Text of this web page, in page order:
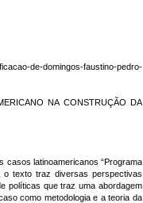
de-domingos-faustino-pedro-
NA CONSTRUÇÃO DA
casos latinoamericanos “Programa
o texto traz diversas perspectivas
políticas que traz uma abordagem
como metodologia e a teoria da